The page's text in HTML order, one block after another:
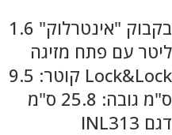
בקבוק "אינטרלוק" 1.6
ליטר עם פתח מזיגה
Lock&Lock קוטר: 9.5
ס"מ גובה: 25.8 ס"מ
דגם INL313